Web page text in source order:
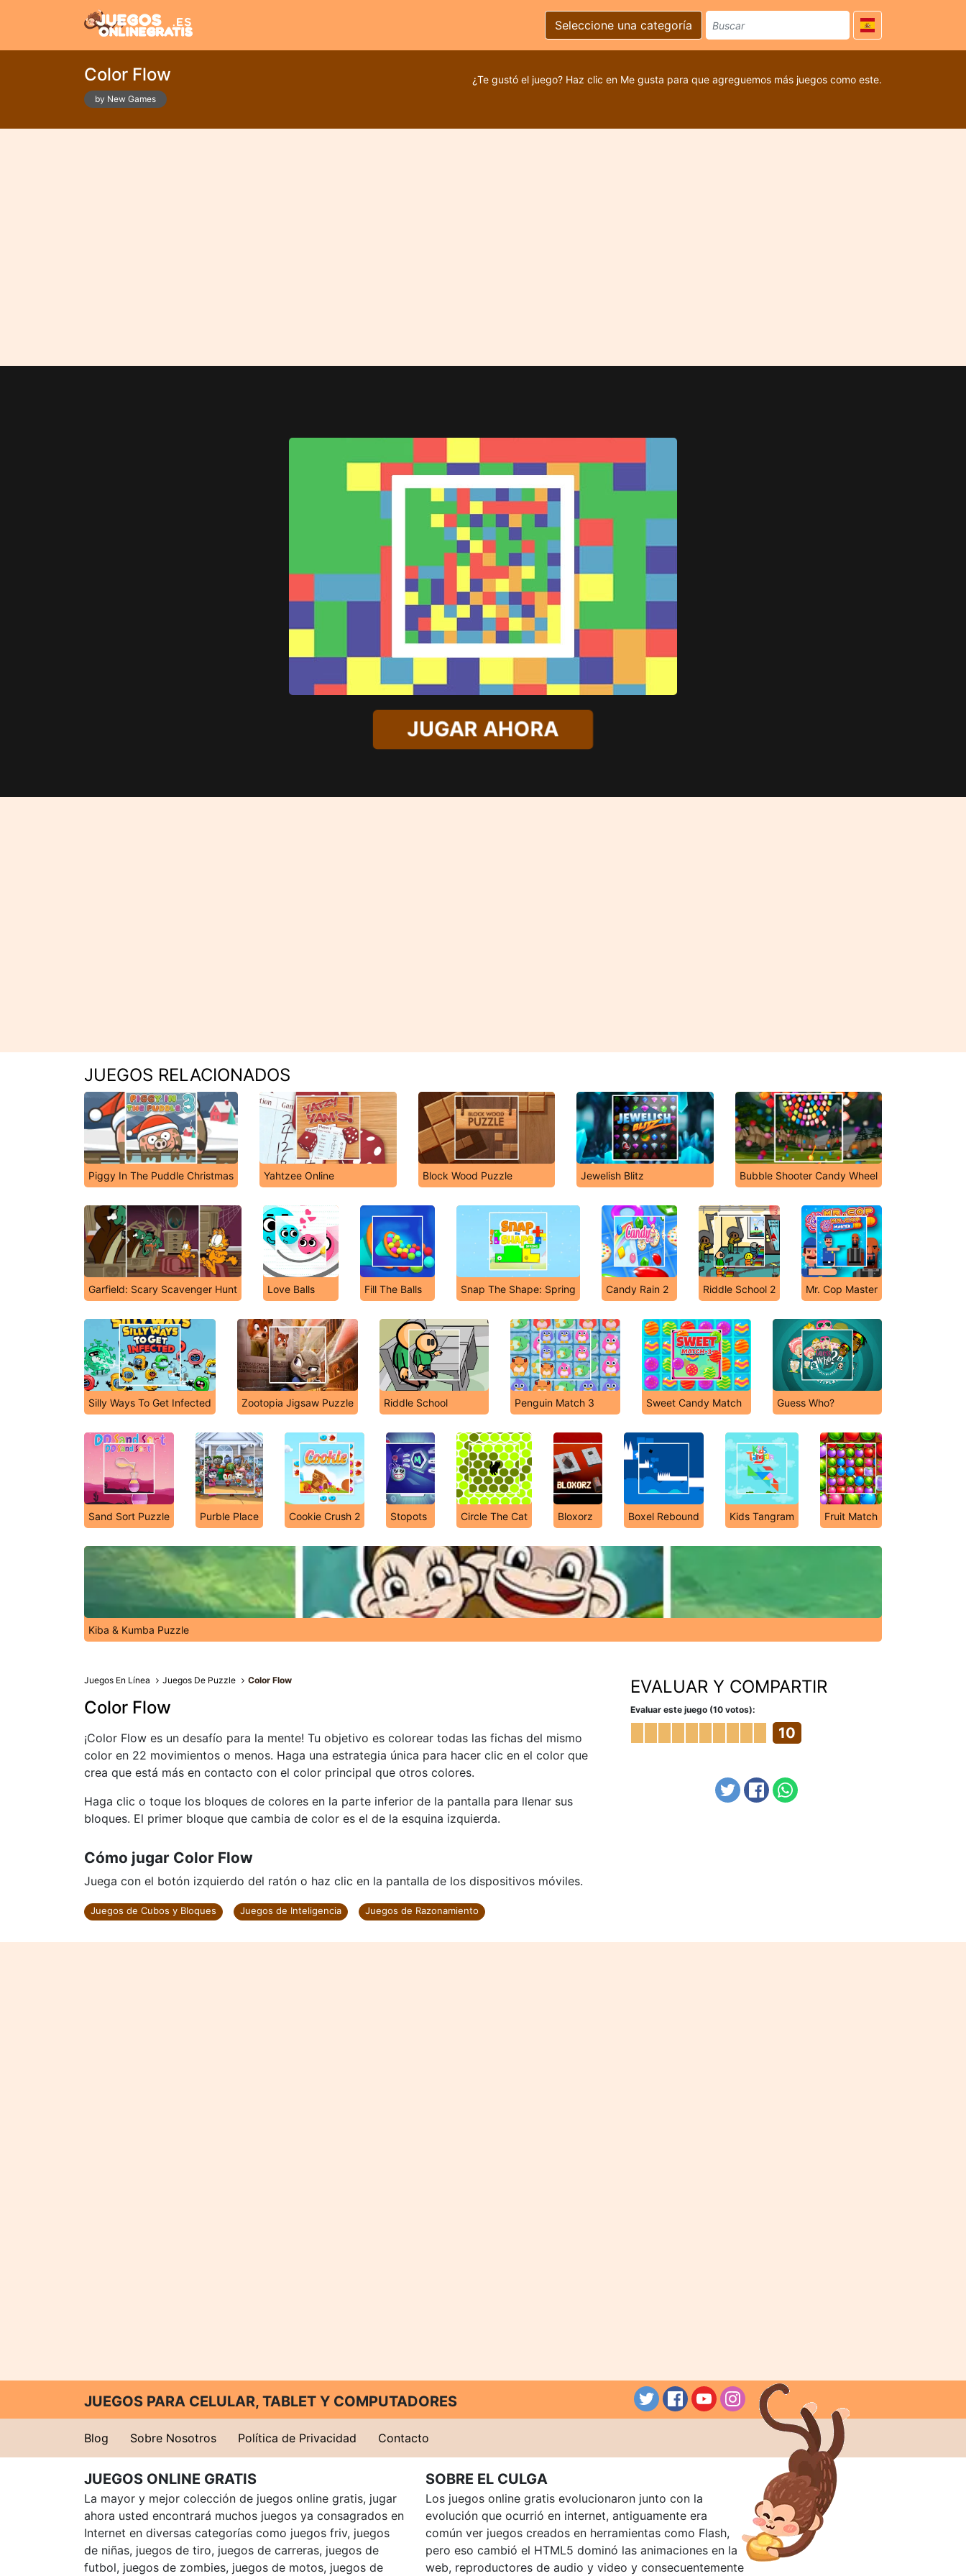
Seleccione una categoría
Color Flow
by New Games
¿Te gustó el juego? Haz clic en Me gusta para que agreguemos más juegos como este.
JUGAR AHORA
JUEGOS RELACIONADOS
Piggy In The Puddle Christmas Yahtzee Online Block Wood Puzzle Jewelish Blitz Bubble Shooter Candy Wheel
Garfield: Scary Scavenger Hunt Love Balls Fill The Balls Snap The Shape: Spring Candy Rain 2 Riddle School 2 Mr. Cop Master
Silly Ways To Get Infected Zootopia Jigsaw Puzzle Riddle School Penguin Match 3 Sweet Candy Match Guess Who?
Sand Sort Puzzle Purble Place Cookie Crush 2 Stopots Circle The Cat Bloxorz Boxel Rebound Kids Tangram Fruit Match
Kiba & Kumba Puzzle
Juegos En Línea Juegos De Puzzle Color Flow
Color Flow
¡Color Flow es un desafío para la mente! Tu objetivo es colorear todas las fichas del mismo
color en 22 movimientos o menos. Haga una estrategia única para hacer clic en el color que
crea que está más en contacto con el color principal que otros colores.
Haga clic o toque los bloques de colores en la parte inferior de la pantalla para llenar sus
bloques. El primer bloque que cambia de color es el de la esquina izquierda.
Cómo jugar Color Flow
Juega con el botón izquierdo del ratón o haz clic en la pantalla de los dispositivos móviles.
Juegos de Cubos y Bloques Juegos de Inteligencia Juegos de Razonamiento
EVALUAR Y COMPARTIR
Evaluar este juego (10 votos):
10
JUEGOS PARA CELULAR, TABLET Y COMPUTADORES
Blog Sobre Nosotros Política de Privacidad Contacto
JUEGOS ONLINE GRATIS
La mayor y mejor colección de juegos online gratis, jugar
ahora usted encontrará muchos juegos ya consagrados en
Internet en diversas categorías como juegos friv, juegos
de niñas, juegos de tiro, juegos de carreras, juegos de
futbol, juegos de zombies, juegos de motos, juegos de
SOBRE EL CULGA
Los juegos online gratis evolucionaron junto con la
evolución que ocurrió en internet, antiguamente era
común ver juegos creados en herramientas como Flash,
pero eso cambió el HTML5 dominó las animaciones en la
web, reproductores de audio y video y consecuentemente